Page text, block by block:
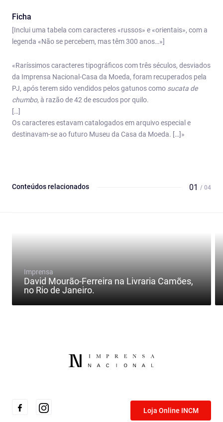
Ficha
[Inclui uma tabela com caracteres «russos» e «orientais», com a
legenda «Não se percebem, mas têm 300 anos…»]
«Raríssimos caracteres tipográficos com três séculos, desviados
da Imprensa Nacional-Casa da Moeda, foram recuperados pela
PJ, após terem sido vendidos pelos gatunos como sucata de
chumbo, à razão de 42 de escudos por quilo.
[…]
Os caracteres estavam catalogados em arquivo especial e
destinavam-se ao futuro Museu da Casa da Moeda. […]»
Conteúdos relacionados 01 / 04
Imprensa
David Mourão-Ferreira na Livraria Camões,
no Rio de Janeiro.
Loja Online INCM